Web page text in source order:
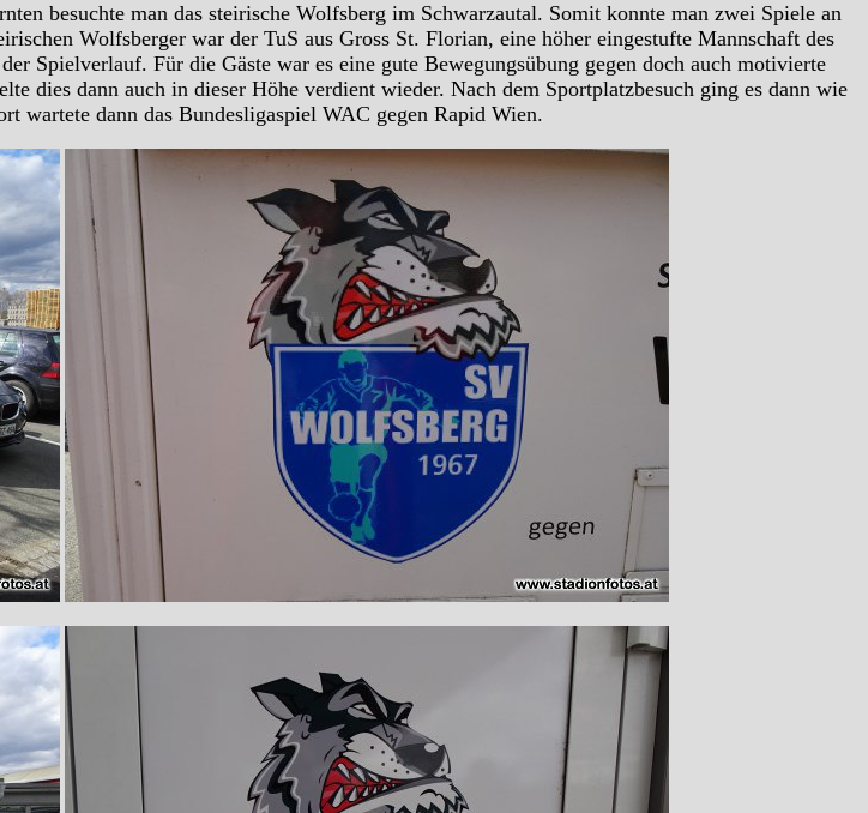
besuchte man das steirische Wolfsberg im Schwarzautal. Somit konnte man zwei Spiele an
Wolfsberger war der TuS aus Gross St. Florian, eine höher eingestufte Mannschaft des
Spielverlauf. Für die Gäste war es eine gute Bewegungsübung gegen doch auch motivierte
dies dann auch in dieser Höhe verdient wieder. Nach dem Sportplatzbesuch ging es dann wie
wartete dann das Bundesligaspiel WAC gegen Rapid Wien.